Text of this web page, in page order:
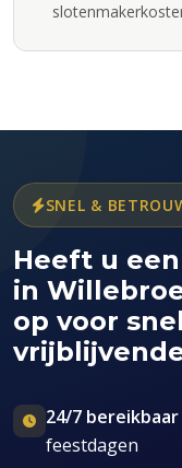
SNEL &
Heeft u
in
op voor
24/7 bereikbaar
feestdagen